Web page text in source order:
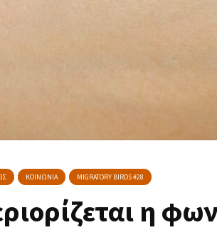
ΚΟΙΝΩΝΙΑ MIGRATORY BIRDS #28
η